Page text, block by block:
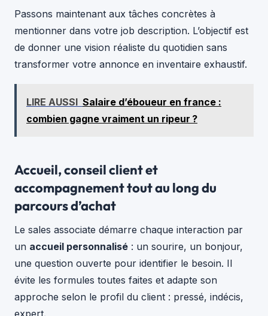
Passons maintenant aux tâches concrètes à
mentionner dans votre job description. L’objectif est
de donner une vision réaliste du quotidien sans
transformer votre annonce en inventaire exhaustif.
LIRE AUSSI Salaire d’éboueur en france :
combien gagne vraiment un ripeur ?
Accueil, conseil client et
accompagnement tout au long du
parcours d’achat
Le sales associate démarre chaque interaction par
un accueil personnalisé : un sourire, un bonjour,
une question ouverte pour identifier le besoin. Il
évite les formules toutes faites et adapte son
approche selon le profil du client : pressé, indécis,
expert.